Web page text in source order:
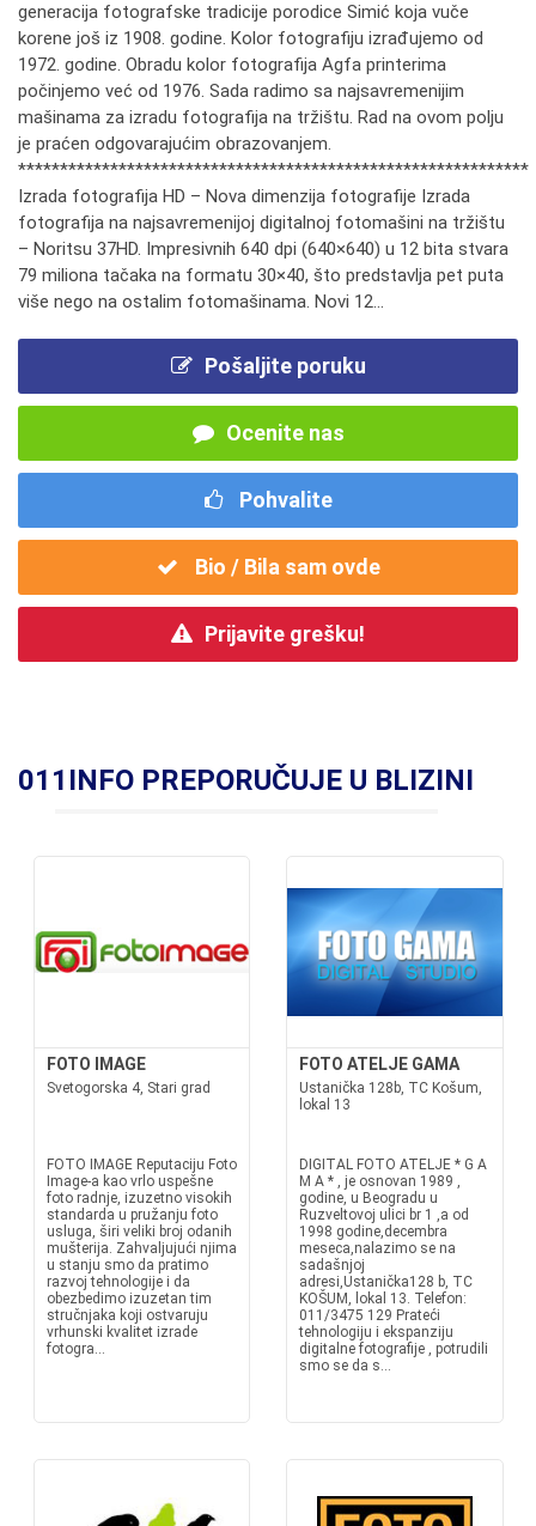
generacija fotografske tradicije porodice Simić koja vuče
korene još iz 1908. godine. Kolor fotografiju izrađujemo od
1972. godine. Obradu kolor fotografija Agfa printerima
počinjemo već od 1976. Sada radimo sa najsavremenijim
mašinama za izradu fotografija na tržištu. Rad na ovom polju
je praćen odgovarajućim obrazovanjem.
*************************************************************
Izrada fotografija HD – Nova dimenzija fotografije Izrada
fotografija na najsavremenijoj digitalnoj fotomašini na tržištu
– Noritsu 37HD. Impresivnih 640 dpi (640×640) u 12 bita stvara
79 miliona tačaka na formatu 30×40, što predstavlja pet puta
više nego na ostalim fotomašinama. Novi 12...
Pošaljite poruku
Ocenite nas
Pohvalite
Bio / Bila sam ovde
Prijavite grešku!
011INFO PREPORUČUJE U BLIZINI
FOTO IMAGE
Svetogorska 4, Stari grad
FOTO IMAGE Reputaciju Foto
Image-a kao vrlo uspešne
foto radnje, izuzetno visokih
standarda u pružanju foto
usluga, širi veliki broj odanih
mušterija. Zahvaljujući njima
u stanju smo da pratimo
razvoj tehnologije i da
obezbedimo izuzetan tim
stručnjaka koji ostvaruju
vrhunski kvalitet izrade
fotogra...
FOTO ATELJE GAMA
Ustanička 128b, TC Košum,
lokal 13
DIGITAL FOTO ATELJE * G A
M A * , je osnovan 1989 ,
godine, u Beogradu u
Ruzveltovoj ulici br 1 ,a od
1998 godine,decembra
meseca,nalazimo se na
sadašnjoj
adresi,Ustanička128 b, TC
KOŠUM, lokal 13. Telefon:
011/3475 129 Prateći
tehnologiju i ekspanziju
digitalne fotografije , potrudili
smo se da s...